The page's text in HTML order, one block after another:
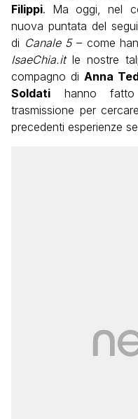
Filippi. Ma oggi, nel
nuova puntata del
di Canale 5– come
IsaeChia.itle nostre
compagno di Anna
Soldati hanno
trasmissione per
precedenti esperienze